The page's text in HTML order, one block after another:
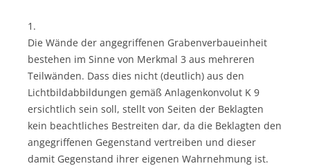
1.
Die Wände der angegriffenen Grabenverbaueinheit
bestehen im Sinne von Merkmal 3 aus mehreren
Teilwänden. Dass dies nicht (deutlich) aus den
Lichtbildabbildungen gemäß Anlagenkonvolut K 9
ersichtlich sein soll, stellt von Seiten der Beklagten
kein beachtliches Bestreiten dar, da die Beklagten den
angegriffenen Gegenstand vertreiben und dieser
damit Gegenstand ihrer eigenen Wahrnehmung ist.